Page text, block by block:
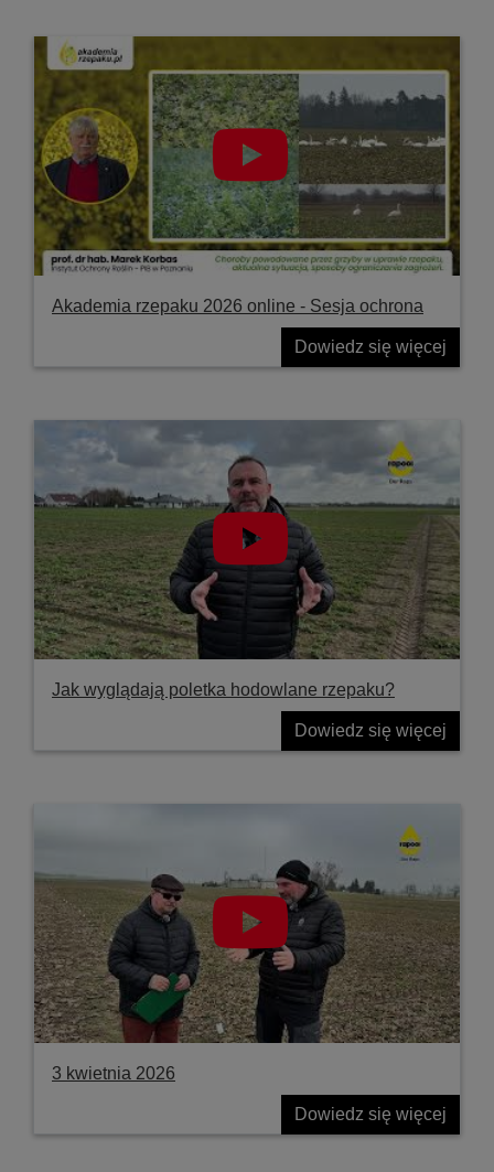
Akademia rzepaku 2026 online - Sesja ochrona
Dowiedz się więcej
Jak wyglądają poletka hodowlane rzepaku?
Dowiedz się więcej
3 kwietnia 2026
Dowiedz się więcej